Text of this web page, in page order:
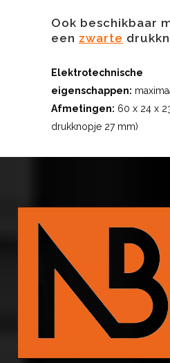
Ook beschikbaar
een zwarte
Elektrotechnische
eigenschappen:
Afmetingen: 60 x 24 x
drukknopje 27 mm)